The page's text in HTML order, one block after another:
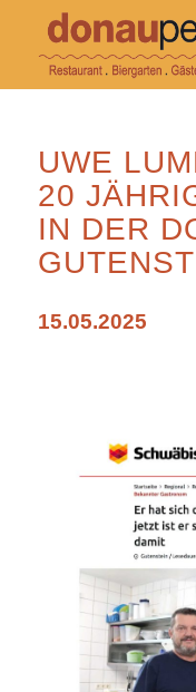
UWE
20
IN DER
15.05.2025